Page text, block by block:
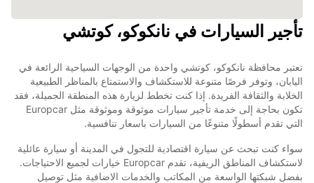
تأجير السيارات في نانكوكو، كوتشي
تعتبر محافظة نانكوكو، كوتشي واحدة من الوجهات السياحية الرائعة في
اليابان، وتوفر فرصًا متنوعة للاستكشاف والاستمتاع بالمناظر الطبيعية
الخلابة والثقافة الفريدة. إذا كنت تخطط لزيارة هذه المنطقة الجميلة، فقد
تكون بحاجة إلى خدمة تأجير سيارات موثوقة وموثوقة مثل Europcar
التي تقدم أسطولًا متنوعًا من السيارات باسعار تنافسية.
سواء كنت تبحث عن سيارة اقتصادية للتجول في المدينة أو سيارة عائلية
لاستكشاف المناطق الريفية، تقدم Europcar خيارات لجميع الاحتياجات.
بفضل شبكتها الواسعة من المكاتب والخدمات الاضافية مثل توصيل